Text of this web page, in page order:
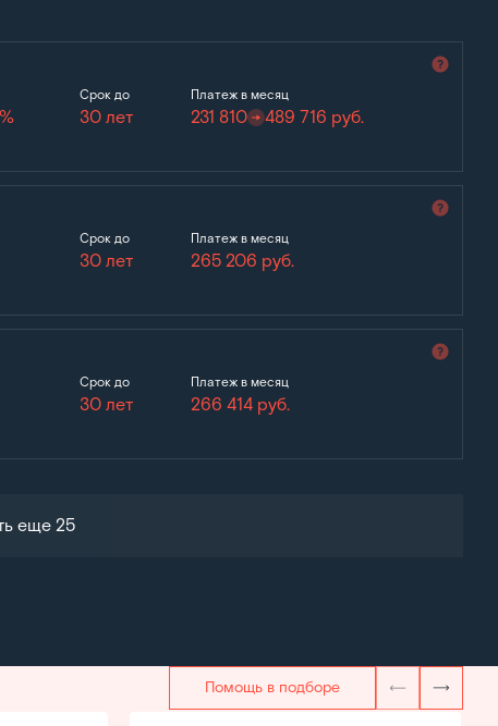
Срок до
30 лет
Платеж в месяц
231 810 489 716 руб.
Срок до
30 лет
Платеж в месяц
265 206 руб.
Срок до
30 лет
Платеж в месяц
266 414 руб.
еще 25
Помощь в подборе